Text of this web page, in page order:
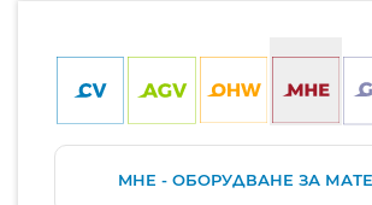
MHE - ОБОРУДВАНЕ ЗА